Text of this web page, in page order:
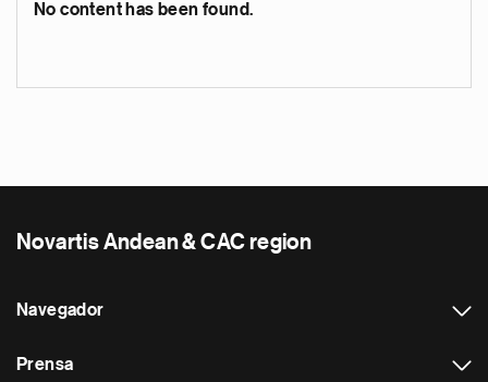
No content has been found.
Novartis Andean & CAC region
Navegador
Prensa